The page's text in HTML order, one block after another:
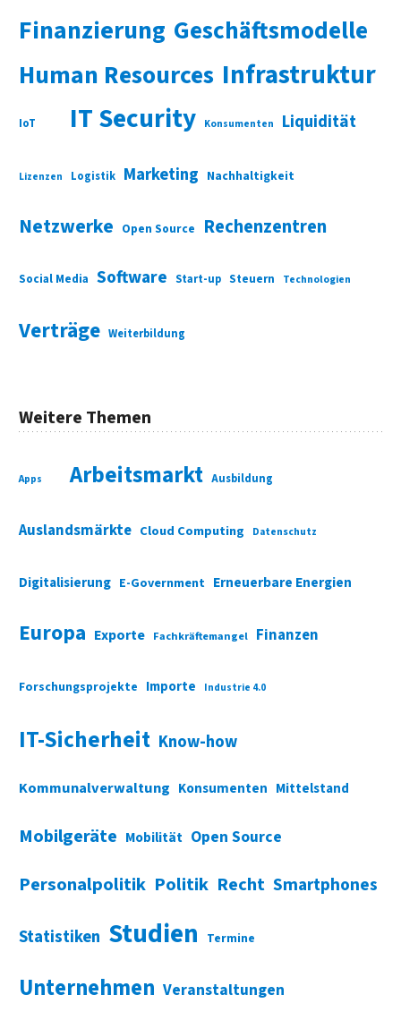
Finanzierung Geschäftsmodelle
Human Resources Infrastruktur
IoT IT Security Konsumenten Liquidität
Lizenzen Logistik Marketing Nachhaltigkeit
Netzwerke Open Source Rechenzentren
Social Media Software Start-up Steuern Technologien
Verträge Weiterbildung
Weitere Themen
Apps Arbeitsmarkt Ausbildung
Auslandsmärkte Cloud Computing Datenschutz
Digitalisierung E-Government Erneuerbare Energien
Europa Exporte Fachkräftemangel Finanzen
Forschungsprojekte Importe Industrie 4.0
IT-Sicherheit Know-how
Kommunalverwaltung Konsumenten Mittelstand
Mobilgeräte Mobilität Open Source
Personalpolitik Politik Recht Smartphones
Statistiken Studien Termine
Unternehmen Veranstaltungen